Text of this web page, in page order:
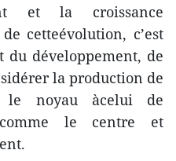
et la croissance
cetteévolution, c’est
du développement, de
la production de
le noyau àcelui de
comme le centre et